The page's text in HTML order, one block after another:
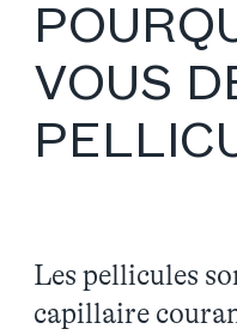
VOUS
Les pellicules
capillaire